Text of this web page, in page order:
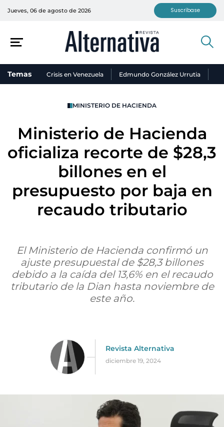
Jueves, 06 de agosto de 2026 Suscríbase
Temas Crisis en Venezuela Edmundo González Urrutia
MINISTERIO DE HACIENDA
Ministerio de Hacienda
oficializa recorte de $28,3
billones en el
presupuesto por baja en
recaudo tributario
El Ministerio de Hacienda confirmó un
ajuste presupuestal de $28,3 billones
debido a la caída del 13,6% en el recaudo
tributario de la Dian hasta noviembre de
este año.
Revista Alternativa
diciembre 19, 2024